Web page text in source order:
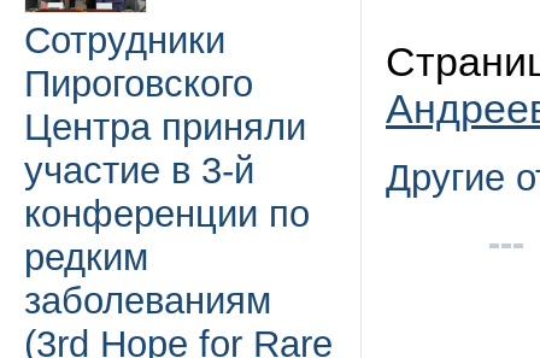
Сотрудники
Пироговского
Центра приняли
участие в 3-й
конференции по
редким
заболеваниям
(3rd Hope for Rare
Другие